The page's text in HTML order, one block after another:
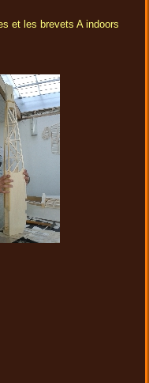
et les brevets A indoors